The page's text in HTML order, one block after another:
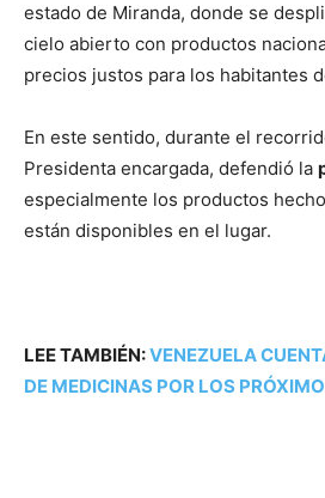
estado de Miranda, donde se
cielo abierto con productos
precios justos para los habitantes
En este sentido, durante el
Presidenta encargada, defendió la
especialmente los productos
están disponibles en el lugar.
LEE TAMBIÉN:VENEZUELA
DE MEDICINAS POR LOS